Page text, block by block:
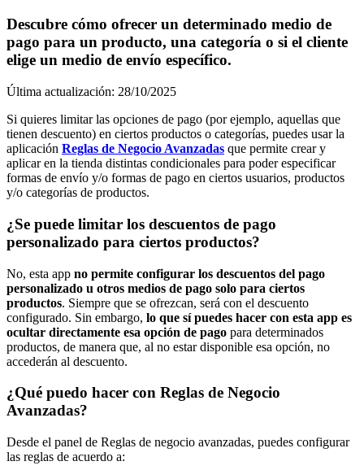
Descubre cómo ofrecer un determinado medio de
pago para un producto, una categoría o si el cliente
elige un medio de envío específico.
Última actualización: 28/10/2025
Si quieres limitar las opciones de pago (por ejemplo, aquellas que
tienen descuento) en ciertos productos o categorías, puedes usar la
aplicación Reglas de Negocio Avanzadas que permite crear y
aplicar en la tienda distintas condicionales para poder especificar
formas de envío y/o formas de pago en ciertos usuarios, productos
y/o categorías de productos.
¿Se puede limitar los descuentos de pago
personalizado para ciertos productos?
No, esta app no permite configurar los descuentos del pago
personalizado u otros medios de pago solo para ciertos
productos. Siempre que se ofrezcan, será con el descuento
configurado. Sin embargo, lo que sí puedes hacer con esta app es
ocultar directamente esa opción de pago para determinados
productos, de manera que, al no estar disponible esa opción, no
accederán al descuento.
¿Qué puedo hacer con Reglas de Negocio
Avanzadas?
Desde el panel de Reglas de negocio avanzadas, puedes configurar
las reglas de acuerdo a: